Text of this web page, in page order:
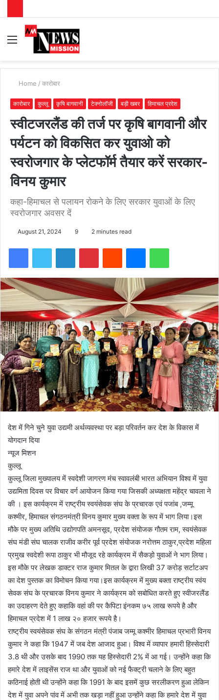
Menu
Home / कारोबार
कारोबार कुल्लू कृषि बागवानी टेक्नोलॉजी बड़ी खबर हिमाचल प्रदेश
स्वीटजरलैंड की तर्ज पर कृषि बागवानी और
पर्यटन को विकसित कर युवाओ को
स्वरोजगार के प्लेटफॉर्म तैयार करें सरकार-
विनय कुमार
कहा-हिमाचल से पलायन रोकने के लिए सरकार युवाओं के लिए
स्वरोजगार अवसर दें
August 21, 2024 9 2 minutes read
देश में गिने चुने युवा उद्यमी अर्थव्यवस्था पर बड़ा परिवर्तन कर देश के विकास में
योगदान दिया
न्यूज मिशन
कुल्लू
कुल्लू जिला मुख्यालय में स्वदेशी जागरण मंच स्वावलंबी भारत अभियान विश्व में युवा
उद्यमिता दिवस पर विचार वर्ग आयोजन किया गया जिसकी अध्यक्षता महेंद्र चावला ने
की । इस कार्यक्रम में राष्ट्रीय स्वयंसेवक संघ के प्रचारक एवं पजांब ,जम्मू
कश्मीर, हिमाचल संगठनमंत्री विनय कुमार मुख्य वक्ता के रूप में भाग लिया।इस
मौके पर मुख्य अतिथि उद्योगपति अमनसूद, प्रदेश संयोजक गौतम राम, स्वयंसेवक
संघ मंडी संघ चालक राजीव करीर पूर्व प्रदेश संयोजक नरोत्तम ठाकुर,प्रदेश महिला
प्रमुख स्वदेशी रूपा ठाकुर भी मौजूद रहे कार्यक्रम में सैकड़ो युवाओं ने भाग लिया।
इस मौके पर लेखक डाक्टर राज कुमार मितल के द्वारा लिखी 37 करोड़ सर्टाटअप
का देश पुस्तक का विमोचन किया गया।इस कार्यक्रम में मुख्य बक्ता राष्ट्रीय स्वंय
सेवक संघ के प्रचारक विनय कुमार ने कार्यक्रम को सबोधित करते हुए स्वीजरलैंड
का उदाहरण देते हुए कहाकि वहां की पर कैपिटा इंनकम ७५ लाख रूपये है और
हिमाचल प्रदेश में 1 लाख २० हजार रूपये है।
राष्ट्रीय स्वयंसेवक संघ के संगठन मंत्री पंजाब जम्मू कश्मीर हिमाचल प्रभारी विनय
कुमार ने कहा कि 1947 में जब देश आजाद हुआ। विश्व में व्यापार हमारी हिस्सेदारी
3.8 थी और उसके बाद 1990 तक यह हिस्सेदारी 2% में आ गई। उन्होंने कहा कि
हमारे देश में लाइसेंस राज था और युवाओं को नई फैक्ट्री चलाने के लिए बहुत
कठिनाई होती थी उन्होंने कहा कि 1991 के बाद इसमें कुछ सरलीकरण हुआ लेकिन
देश में युवा अपने पांव में अभी तक खड़ा नहीं हुआ उन्होंने कहा कि हमारे देश में युवा